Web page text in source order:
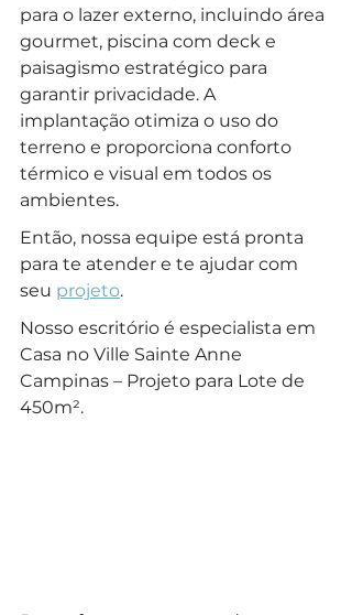
para o lazer externo, incluindo área
gourmet, piscina com deck e
paisagismo estratégico para
garantir privacidade. A
implantação otimiza o uso do
terreno e proporciona conforto
térmico e visual em todos os
ambientes.
Então, nossa equipe está pronta
para te atender e te ajudar com
seu projeto.
Nosso escritório é especialista em
Casa no Ville Sainte Anne
Campinas – Projeto para Lote de
450m².